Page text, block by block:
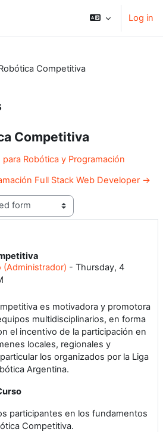
Log in
Competitiva
Competitiva
Robótica y Programación
Full Stack Web Developer →
(Administrador) - Thursday, 4
es motivadora y promotora
multidisciplinarios, en forma
el incentivo de la participación en
locales, regionales y
los organizados por la Liga
Argentina.
participantes en los fundamentos
Competitiva.